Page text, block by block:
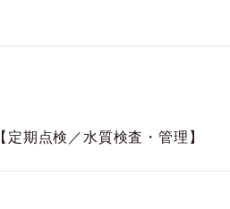
期点検／水質検査・管理】